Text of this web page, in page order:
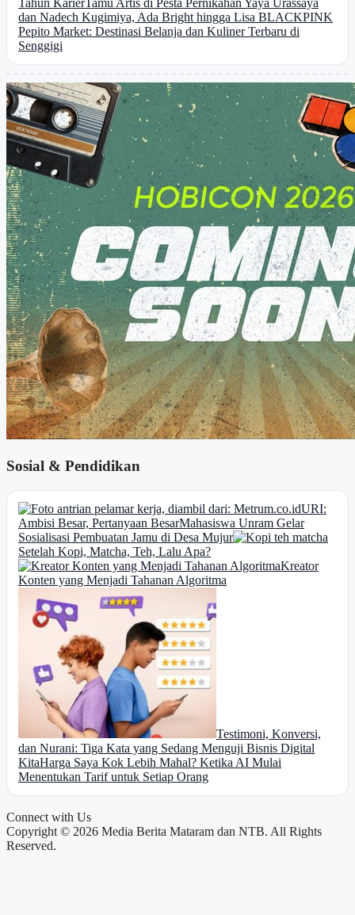
Tahun KarierTamu Artis di Pesta Pernikahan Yaya Urassaya
dan Nadech Kugimiya, Ada Bright hingga Lisa BLACKPINK
Pepito Market: Destinasi Belanja dan Kuliner Terbaru di
Senggigi
Sosial & Pendidikan
URI:
Ambisi Besar, Pertanyaan BesarMahasiswa Unram Gelar
Sosialisasi Pembuatan Jamu di Desa Mujur
Setelah Kopi, Matcha, Teh, Lalu Apa?
Kreator
Konten yang Menjadi Tahanan Algoritma
Testimoni, Konversi,
dan Nurani: Tiga Kata yang Sedang Menguji Bisnis Digital
KitaHarga Saya Kok Lebih Mahal? Ketika AI Mulai
Menentukan Tarif untuk Setiap Orang
Connect with Us
Copyright © 2026 Media Berita Mataram dan NTB. All Rights
Reserved.